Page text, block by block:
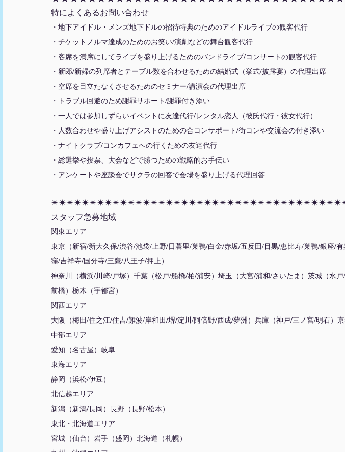
特によくあるお問い合わせ
・地下アイドル・メンズ地下ドルの招待特典のためのアイドルライブの観客代行
・チケットノルマ達成のためのお笑い/演劇などの舞台観客代行
・客席を満席にしてライブを盛り上げるためのバンドライブ/コンサートの観客代行
・新郎/新婦の列席者とテーブル数を合わせるための結婚式（挙式/披露宴）の代理出席
・空席を目立たなくさせるためのセミナー/講演会の代理出席
・トラブル回避のため謝罪サポート/謝罪付き添い
・一人では参加しずらいイベントに友達代行/レンタル恋人（彼氏代行・彼女代行）
・人数合わせや盛り上げアシストのための合コンサポート/街コンや交流会の付き添い
・ナイトクラブ/コンカフェへの行くための友達代行
・総選挙や投票、大会などで勝つための戦略的お手伝い
・アンケートや座談会でサクラの回答で会場を盛り上げる代理回答
スタッフ急募地域
関東エリア
東京（新宿/新大久保/渋谷/池袋/上野/日暮里/巣鴨/白金/赤坂/五反田/目黒/恵比寿/巣鴨/銀座/
窪/吉祥寺/国分寺/三鷹/八王子/押上）
神奈川（横浜/川崎/戸塚）千葉（松戸/船橋/柏/浦安）埼玉（大宮/浦和/さいたま）茨城（水
前橋）栃木（宇都宮）
関西エリア
大阪（梅田/住之江/住吉/難波/岸和田/堺/淀川/阿倍野/西成/夢洲）兵庫（神戸/三ノ宮/明石）京
中部エリア
愛知（名古屋）岐阜
東海エリア
静岡（浜松/伊豆）
北信越エリア
新潟（新潟/長岡）長野（長野/松本）
東北・北海道エリア
宮城（仙台）岩手（盛岡）北海道（札幌）